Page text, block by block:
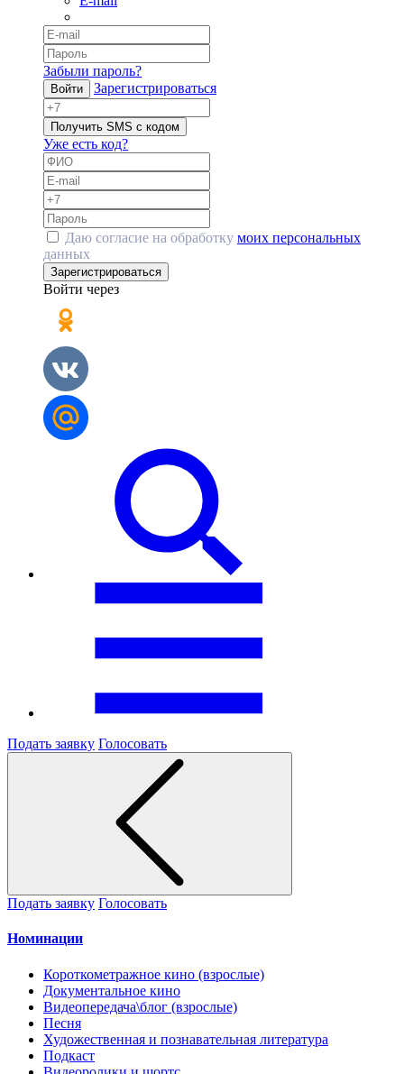
Забыли пароль?
Войти Зарегистрироваться
Получить SMS с кодом
Уже есть код?
Даю согласие на обработку моих персональных
данных
Зарегистрироваться
Войти через
Подать заявку Голосовать
Подать заявку Голосовать
Номинации
Короткометражное кино (взрослые)
Документальное кино
Видеопередача\блог (взрослые)
Песня
Художественная и познавательная литература
Подкаст